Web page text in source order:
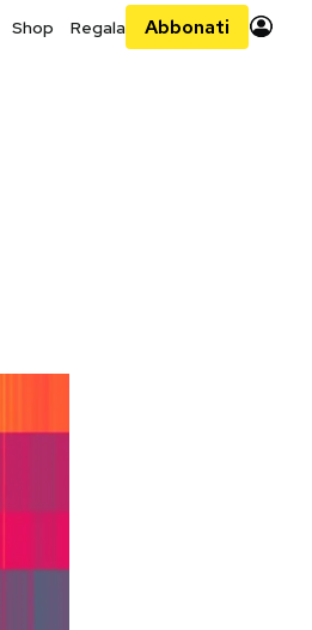
Shop Regala Abbonati